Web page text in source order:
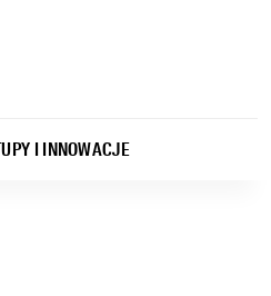
I INNOWACJE